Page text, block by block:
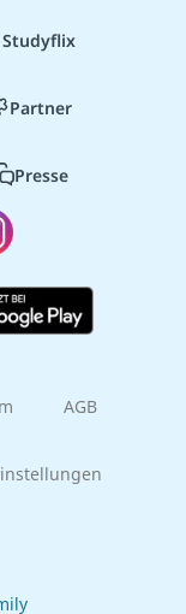
Studyflix
Partner
Presse
AGB